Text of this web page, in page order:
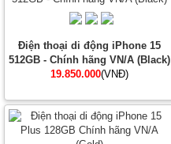
Điện thoại di động iPhone 15
512GB - Chính hãng VN/A (Black)
19.850.000(VNĐ)